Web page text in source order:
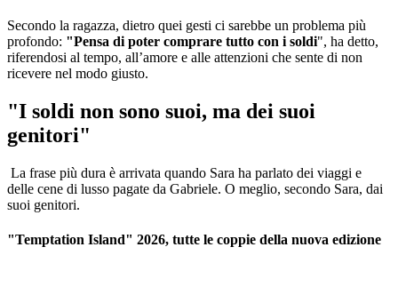
Secondo la ragazza, dietro quei gesti ci sarebbe un problema più
profondo: "Pensa di poter comprare tutto con i soldi", ha detto,
riferendosi al tempo, all’amore e alle attenzioni che sente di non
ricevere nel modo giusto.
"I soldi non sono suoi, ma dei suoi
genitori"
La frase più dura è arrivata quando Sara ha parlato dei viaggi e
delle cene di lusso pagate da Gabriele. O meglio, secondo Sara, dai
suoi genitori.
"Temptation Island" 2026, tutte le coppie della nuova edizione